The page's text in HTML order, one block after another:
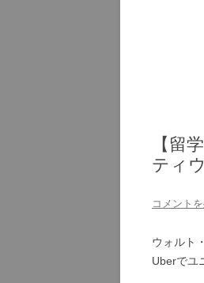
【留
ティ
コメント
ウォルト
Uberでユ